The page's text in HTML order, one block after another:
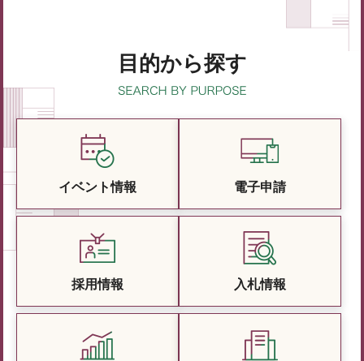
目的から探す
イベント情報 電子申請
採用情報 入札情報